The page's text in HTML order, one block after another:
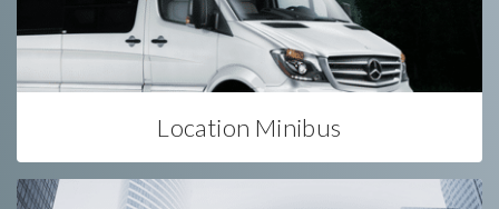
Location Minibus